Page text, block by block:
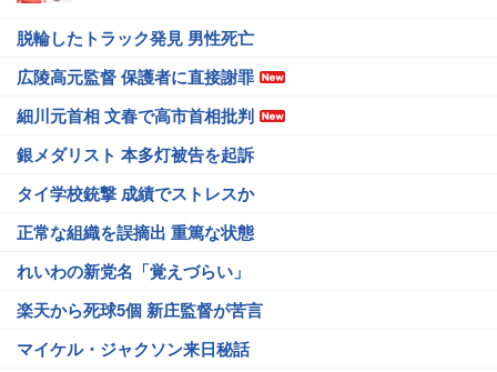
脱輪したトラック発見 男性死亡
広陵高元監督 保護者に直接謝罪
細川元首相 文春で高市首相批判
銀メダリスト 本多灯被告を起訴
タイ学校銃撃 成績でストレスか
正常な組織を誤摘出 重篤な状態
れいわの新党名「覚えづらい」
楽天から死球5個 新庄監督が苦言
マイケル・ジャクソン来日秘話